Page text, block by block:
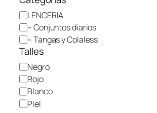
C
a
t
e
o
r
í
a
LENCERIA
– Conjuntos diarios
– Tangas y Colaless
Talles
C
o
l
o
Negro
Rojo
Blanco
Piel